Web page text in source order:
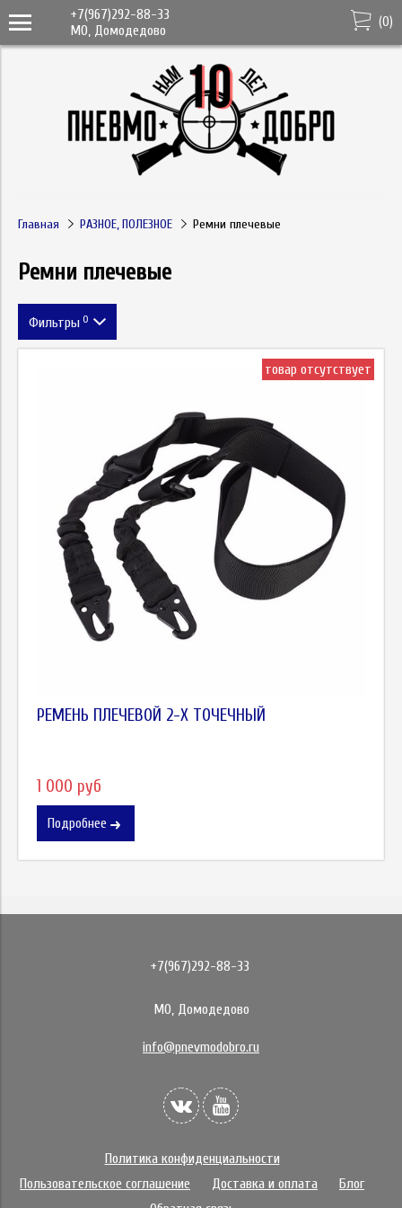
+7(967)292-88-33
МО, Домодедово
(0)
Главная РАЗНОЕ, ПОЛЕЗНОЕ Ремни плечевые
Ремни плечевые
Фильтры 0
товар отсутствует
РЕМЕНЬ ПЛЕЧЕВОЙ 2-Х ТОЧЕЧНЫЙ
1 000 руб
Подробнее
+7(967)292-88-33
МО, Домодедово
info@pnevmodobro.ru
Политика конфиденциальности
Пользовательское соглашение
Доставка и оплата
Блог